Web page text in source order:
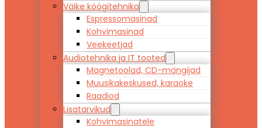
Väike köögitehnika
Espressomasinad
Kohvimasinad
Veekeetjad
Audiotehnika ja IT tooted
Magnetoolad, CD-mängijad
Muusikakeskused, karaoke
Raadiod
Lisatarvikud
Kohvimasinatele